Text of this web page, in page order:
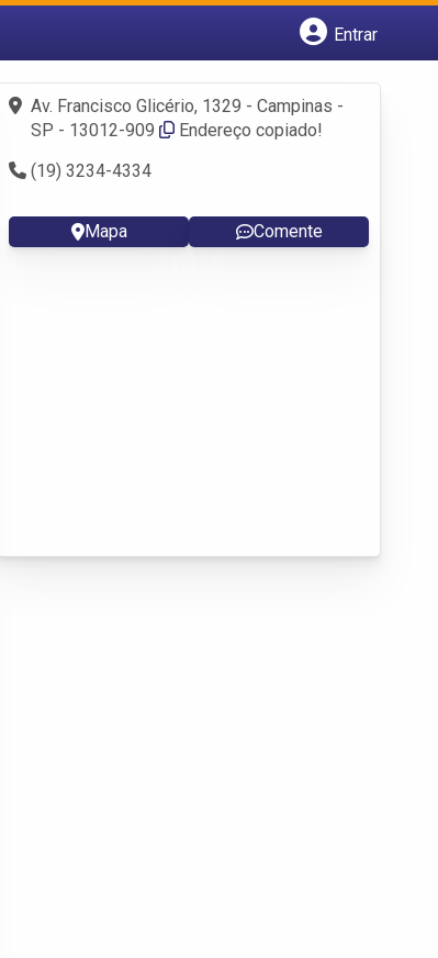
Entrar
Fazer login
Criar conta
Av. Francisco Glicério, 1329 - Campinas -
SP - 13012-909
Endereço copiado!
(19) 3234-4334
Mapa Comente